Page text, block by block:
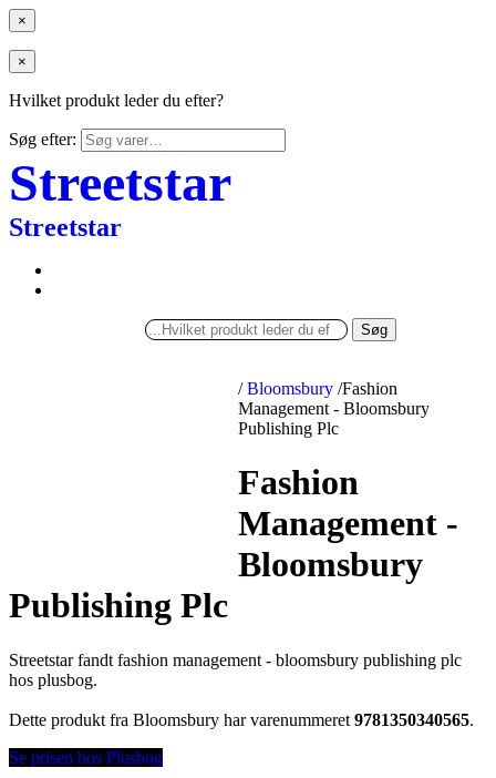
×
×
Hvilket produkt leder du efter?
Søg efter:
Streetstar
Streetstar
Søg
/ Bloomsbury /Fashion
Management - Bloomsbury
Publishing Plc
Fashion
Management -
Bloomsbury
Publishing Plc
Streetstar fandt fashion management - bloomsbury publishing plc
hos plusbog.
Dette produkt fra Bloomsbury har varenummeret 9781350340565.
Se prisen hos Plusbog